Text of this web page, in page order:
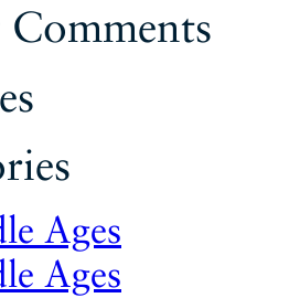
Comments
Ages
Ages